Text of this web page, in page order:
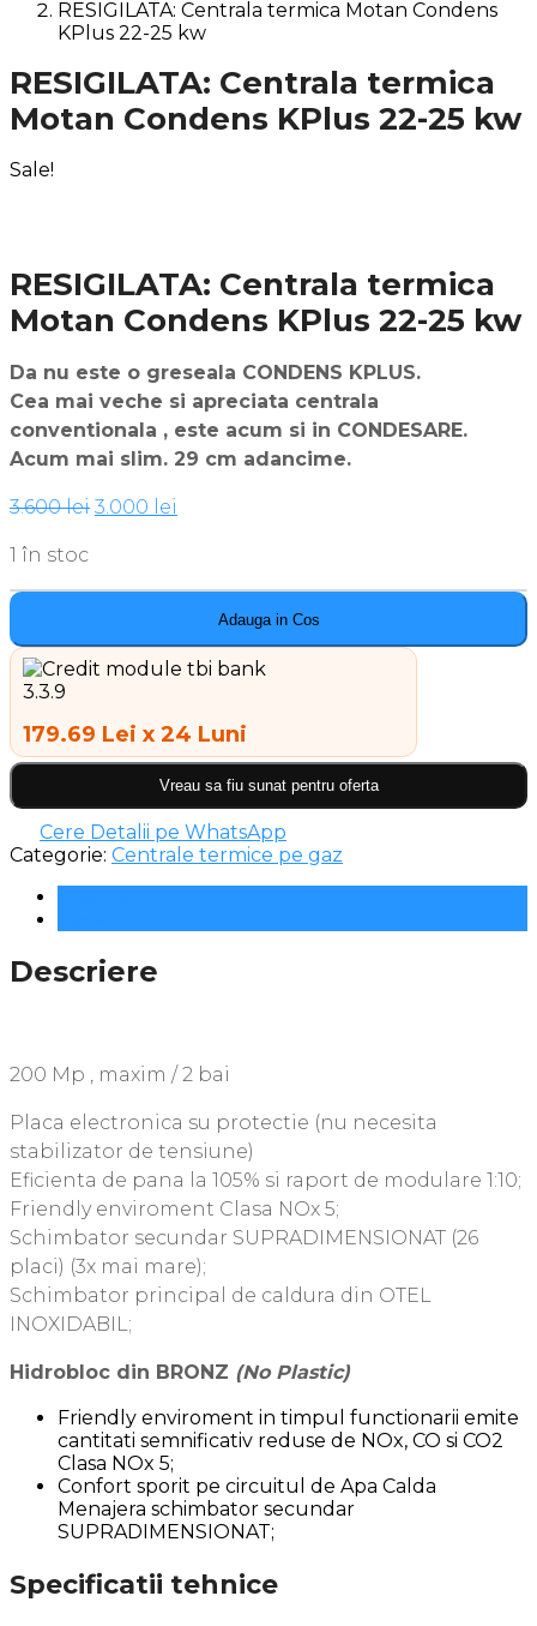
RESIGILATA: Centrala termica Motan Condens
KPlus 22-25 kw
RESIGILATA: Centrala termica
Motan Condens KPlus 22-25 kw
Sale!
RESIGILATA: Centrala termica
Motan Condens KPlus 22-25 kw
Da nu este o greseala CONDENS KPLUS.
Cea mai veche si apreciata centrala
conventionala , este acum si in CONDESARE.
Acum mai slim. 29 cm adancime.
3.600lei Prețul
fost:
3.000 lei
3.000 lei.
1 în stoc
Adauga in Cos
179.69 Lei x 24 Luni
Vreau sa fiu sunat pentru oferta
Cere Detalii pe WhatsApp
Categorie: Centrale termice pe gaz
Descriere
200 Mp , maxim / 2 bai
Placa electronica su protectie (nu necesita
stabilizator de tensiune)
Eficienta de pana la 105% si raport de modulare 1:10;
Friendly enviroment Clasa NOx 5;
Schimbator secundar SUPRADIMENSIONAT (26
placi) (3x mai mare);
Schimbator principal de caldura din OTEL
INOXIDABIL;
Hidrobloc din BRONZ (No Plastic)
Friendly enviroment in timpul functionarii emite
cantitati semnificativ reduse de NOx, CO si CO2
Clasa NOx 5;
Confort sporit pe circuitul de Apa Calda
Menajera schimbator secundar
SUPRADIMENSIONAT;
Specificatii tehnice